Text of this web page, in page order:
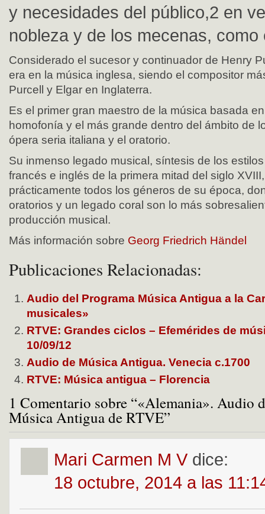
y necesidades del público,2 en
nobleza y de los mecenas, como
Considerado el sucesor y continuador de Henry
era en la música inglesa, siendo el compositor
Purcell y Elgar en Inglaterra.
Es el primer gran maestro de la música basada
homofonía y el más grande dentro del ámbito de
ópera seria italiana y el oratorio.
Su inmenso legado musical, síntesis de los
francés e inglés de la primera mitad del siglo
prácticamente todos los géneros de su época,
oratorios y un legado coral son lo más
producción musical.
Más información sobre Georg Friedrich Händel
Publicaciones Relacionadas:
Audio del Programa Música Antigua a la
musicales»
RTVE: Grandes ciclos – Efemérides de
10/09/12
Audio de Música Antigua. Venecia c.1700
RTVE: Música antigua – Florencia
1 Comentario sobre “«Alemania». Audio
Música Antigua de RTVE”
Mari Carmen M V dice:
18 octubre, 2014 a las